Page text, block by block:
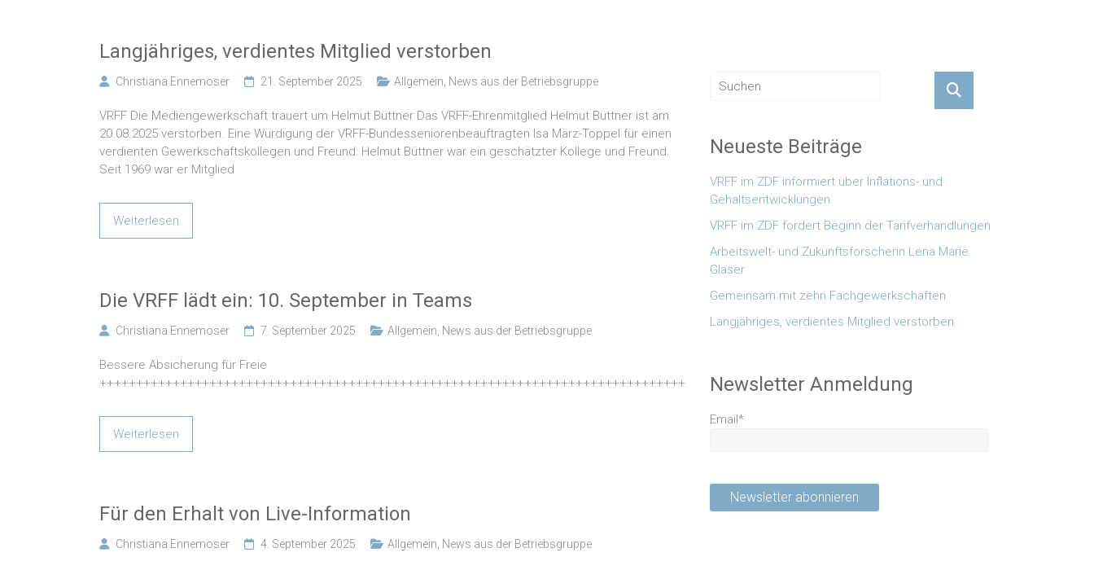
Langjähriges, verdientes Mitglied verstorben
Christiana Ennemoser 21. September 2025 Allgemein News aus der Betriebsgruppe
VRFF Die Mediengewerkschaft trauert um Helmut Büttner Das VRFF-Ehrenmitglied Helmut Büttner ist am
20.08.2025 verstorben. Eine Würdigung der VRFF-Bundesseniorenbeauftragten Isa März-Toppel für einen
verdienten Gewerkschaftskollegen und Freund: Helmut Büttner war ein geschätzter Kollege und Freund.
Seit 1969 war er Mitglied
Weiterlesen
Die VRFF lädt ein: 10. September in Teams
Christiana Ennemoser 7. September 2025 Allgemein News aus der Betriebsgruppe
Bessere Absicherung für Freie
++++++++++++++++++++++++++++++++++++++++++++++++++++++++++++++++++++++++++++++++
Weiterlesen
Für den Erhalt von Live-Information
Christiana Ennemoser 4. September 2025 Allgemein News aus der Betriebsgruppe
Neueste Beiträge
VRFF im ZDF informiert über Inflations- und
Gehaltsentwicklungen:
VRFF im ZDF fordert Beginn der Tarifverhandlungen
Arbeitswelt- und Zukunftsforscherin Lena Marie
Glaser
Gemeinsam mit zehn Fachgewerkschaften
Langjähriges, verdientes Mitglied verstorben
Newsletter Anmeldung
Email*